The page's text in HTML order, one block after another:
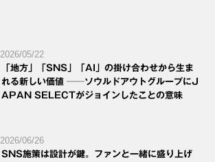
2026/05/22
「地方」「SNS」「AI」の掛け合わせから生ま
れる新しい価値 ──ソウルドアウトグループにJ
APAN SELECTがジョインしたことの意味
2026/06/26
SNS施策は設計が鍵。ファンと一緒に盛り上げ